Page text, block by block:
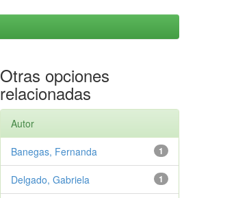
Otras opciones
relacionadas
Autor
1
Banegas, Fernanda
1
Delgado, Gabriela